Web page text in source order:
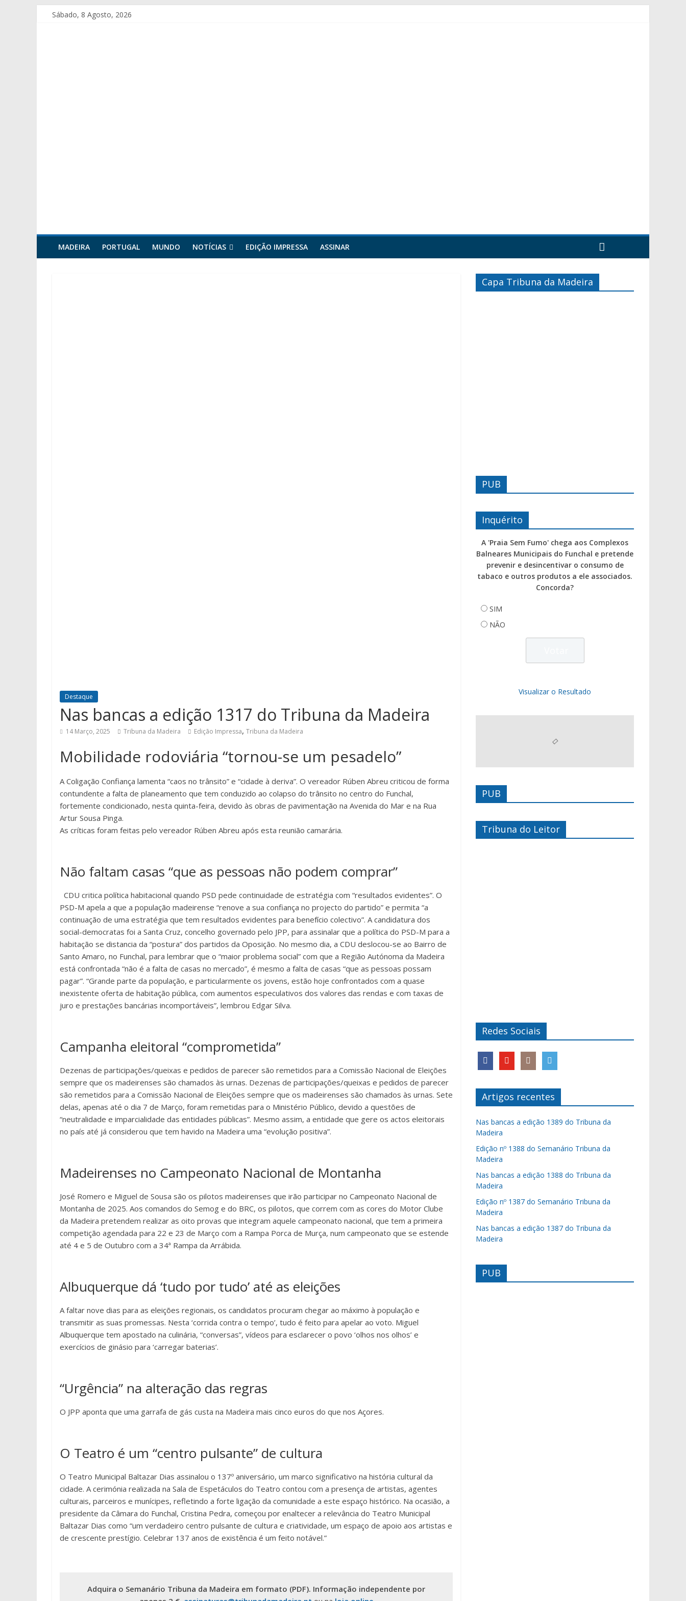
Sábado, 8 Agosto, 2026
MADEIRA PORTUGAL MUNDO NOTÍCIAS EDIÇÃO IMPRESSA ASSINAR
Destaque
Nas bancas a edição 1317 do Tribuna da Madeira
14 Março, 2025 Tribuna da Madeira Edição Impressa, Tribuna da Madeira
Mobilidade rodoviária “tornou-se um pesadelo”
A Coligação Confiança lamenta “caos no trânsito” e “cidade à deriva”. O vereador Rúben Abreu criticou de forma
contundente a falta de planeamento que tem conduzido ao colapso do trânsito no centro do Funchal,
fortemente condicionado, nesta quinta-feira, devido às obras de pavimentação na Avenida do Mar e na Rua
Artur Sousa Pinga.
As críticas foram feitas pelo vereador Rúben Abreu após esta reunião camarária.
Não faltam casas “que as pessoas não podem comprar”
CDU critica política habitacional quando PSD pede continuidade de estratégia com “resultados evidentes”. O
PSD-M apela a que a população madeirense “renove a sua confiança no projecto do partido” e permita “a
continuação de uma estratégia que tem resultados evidentes para benefício colectivo”. A candidatura dos
social-democratas foi a Santa Cruz, concelho governado pelo JPP, para assinalar que a política do PSD-M para a
habitação se distancia da “postura” dos partidos da Oposição. No mesmo dia, a CDU deslocou-se ao Bairro de
Santo Amaro, no Funchal, para lembrar que o “maior problema social” com que a Região Autónoma da Madeira
está confrontada “não é a falta de casas no mercado”, é mesmo a falta de casas “que as pessoas possam
pagar”. “Grande parte da população, e particularmente os jovens, estão hoje confrontados com a quase
inexistente oferta de habitação pública, com aumentos especulativos dos valores das rendas e com taxas de
juro e prestações bancárias incomportáveis”, lembrou Edgar Silva.
Campanha eleitoral “comprometida”
Dezenas de participações/queixas e pedidos de parecer são remetidos para a Comissão Nacional de Eleições
sempre que os madeirenses são chamados às urnas. Dezenas de participações/queixas e pedidos de parecer
são remetidos para a Comissão Nacional de Eleições sempre que os madeirenses são chamados às urnas. Sete
delas, apenas até o dia 7 de Março, foram remetidas para o Ministério Público, devido a questões de
“neutralidade e imparcialidade das entidades públicas”. Mesmo assim, a entidade que gere os actos eleitorais
no país até já considerou que tem havido na Madeira uma “evolução positiva”.
Madeirenses no Campeonato Nacional de Montanha
José Romero e Miguel de Sousa são os pilotos madeirenses que irão participar no Campeonato Nacional de
Montanha de 2025. Aos comandos do Semog e do BRC, os pilotos, que correm com as cores do Motor Clube
da Madeira pretendem realizar as oito provas que integram aquele campeonato nacional, que tem a primeira
competição agendada para 22 e 23 de Março com a Rampa Porca de Murça, num campeonato que se estende
até 4 e 5 de Outubro com a 34ª Rampa da Arrábida.
Albuquerque dá ‘tudo por tudo’ até as eleições
A faltar nove dias para as eleições regionais, os candidatos procuram chegar ao máximo à população e
transmitir as suas promessas. Nesta ‘corrida contra o tempo’, tudo é feito para apelar ao voto. Miguel
Albuquerque tem apostado na culinária, “conversas”, vídeos para esclarecer o povo ‘olhos nos olhos’ e
exercícios de ginásio para ‘carregar baterias’.
“Urgência” na alteração das regras
O JPP aponta que uma garrafa de gás custa na Madeira mais cinco euros do que nos Açores.
O Teatro é um “centro pulsante” de cultura
O Teatro Municipal Baltazar Dias assinalou o 137º aniversário, um marco significativo na história cultural da
cidade. A cerimónia realizada na Sala de Espetáculos do Teatro contou com a presença de artistas, agentes
culturais, parceiros e munícipes, refletindo a forte ligação da comunidade a este espaço histórico. Na ocasião, a
presidente da Câmara do Funchal, Cristina Pedra, começou por enaltecer a relevância do Teatro Municipal
Baltazar Dias como “um verdadeiro centro pulsante de cultura e criatividade, um espaço de apoio aos artistas e
de crescente prestígio. Celebrar 137 anos de existência é um feito notável.”
Adquira o Semanário Tribuna da Madeira em formato (PDF). Informação independente por
Capa Tribuna da Madeira
PUB
Inquérito
A 'Praia Sem Fumo' chega aos Complexos
Balneares Municipais do Funchal e pretende
prevenir e desincentivar o consumo de
tabaco e outros produtos a ele associados.
Concorda?
SIM
NÃO
Visualizar o Resultado
PUB
Tribuna do Leitor
Redes Sociais
Artigos recentes
Nas bancas a edição 1389 do Tribuna da
Madeira
Edição nº 1388 do Semanário Tribuna da
Madeira
Nas bancas a edição 1388 do Tribuna da
Madeira
Edição nº 1387 do Semanário Tribuna da
Madeira
Nas bancas a edição 1387 do Tribuna da
Madeira
PUB